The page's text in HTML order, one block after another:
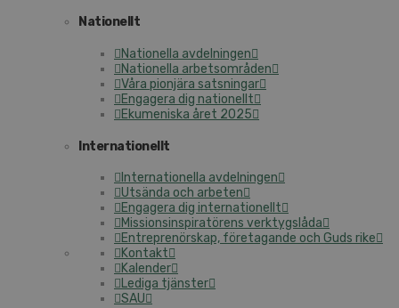
Nationellt
Nationella avdelningen
Nationella arbetsområden
Våra pionjära satsningar
Engagera dig nationellt
Ekumeniska året 2025
Internationellt
Internationella avdelningen
Utsända och arbeten
Engagera dig internationellt
Missionsinspiratörens verktygslåda
Entreprenörskap, företagande och Guds rike
Kontakt
Kalender
Lediga tjänster
SAU